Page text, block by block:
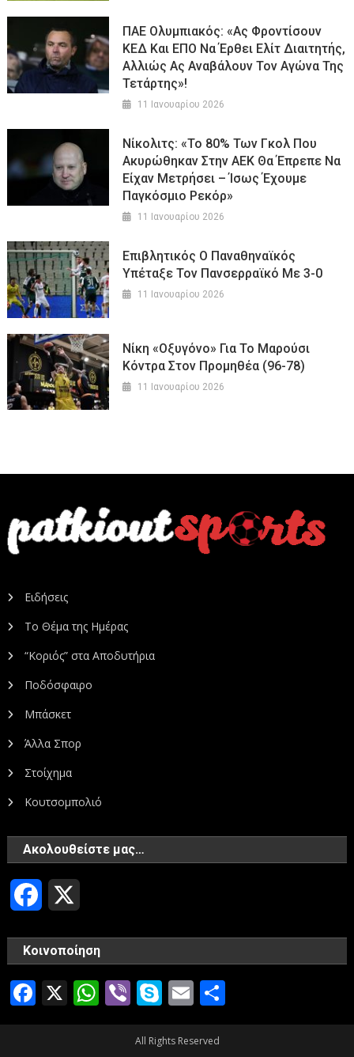
ΠΑΕ Ολυμπιακός: «Ας Φροντίσουν
ΚΕΔ Και ΕΠΟ Να Έρθει Ελίτ Διαιτητής,
Αλλιώς Ας Αναβάλουν Τον Αγώνα Της
Τετάρτης»!
11 Ιανουαρίου 2026
Νίκολιτς: «Το 80% Των Γκολ Που
Ακυρώθηκαν Στην ΑΕΚ Θα Έπρεπε Να
Είχαν Μετρήσει – Ίσως Έχουμε
Παγκόσμιο Ρεκόρ»
11 Ιανουαρίου 2026
Επιβλητικός Ο Παναθηναϊκός
Υπέταξε Τον Πανσερραϊκό Με 3-0
11 Ιανουαρίου 2026
Νίκη «οξυγόνο» Για Το Μαρούσι
Κόντρα Στον Προμηθέα (96-78)
11 Ιανουαρίου 2026
Ειδήσεις
Το Θέμα της Ημέρας
“Κοριός” στα Αποδυτήρια
Ποδόσφαιρο
Μπάσκετ
Άλλα Σπορ
Στοίχημα
Κουτσομπολιό
Ακολουθείστε μας…
Facebook
Κοινοποίηση
Facebook
X WhatsApp
ViberSkype
Email
All Rights Reserved